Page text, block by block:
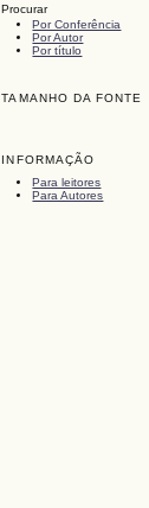
Procurar
Por Conferência
Por Autor
Por título
TAMANHO DA FONTE
INFORMAÇÃO
Para leitores
Para Autores